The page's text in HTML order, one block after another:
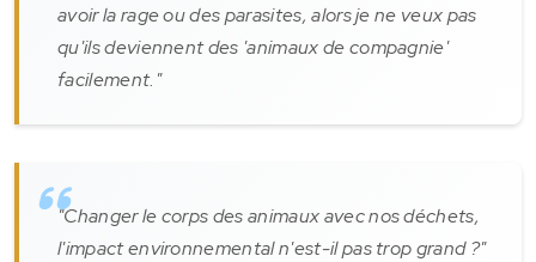
avoir la rage ou des parasites, alors je ne veux pas
qu'ils deviennent des 'animaux de compagnie'
facilement."
"Changer le corps des animaux avec nos déchets,
l'impact environnemental n'est-il pas trop grand ?"